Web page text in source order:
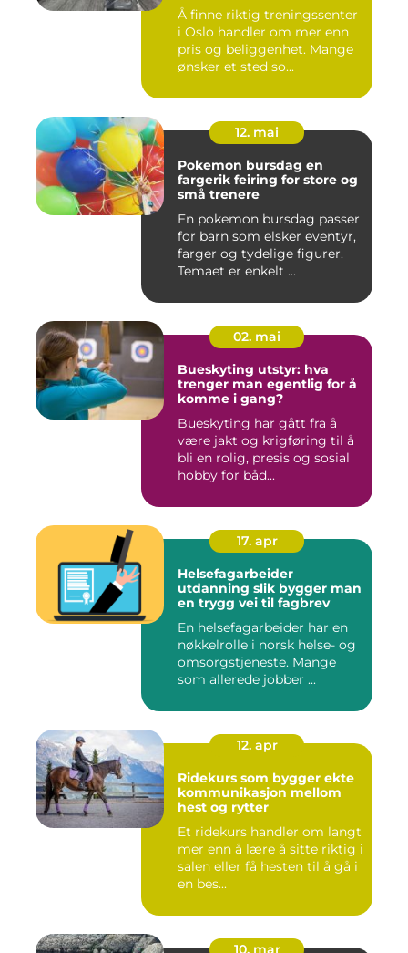
Å finne riktig treningssenter
i Oslo handler om mer enn
pris og beliggenhet. Mange
ønsker et sted so...
12. mai
Pokemon bursdag en
fargerik feiring for store og
små trenere
En pokemon bursdag passer
for barn som elsker eventyr,
farger og tydelige figurer.
Temaet er enkelt ...
02. mai
Bueskyting utstyr: hva
trenger man egentlig for å
komme i gang?
Bueskyting har gått fra å
være jakt og krigføring til å
bli en rolig, presis og sosial
hobby for båd...
17. apr
Helsefagarbeider
utdanning slik bygger man
en trygg vei til fagbrev
En helsefagarbeider har en
nøkkelrolle i norsk helse- og
omsorgstjeneste. Mange
som allerede jobber ...
12. apr
Ridekurs som bygger ekte
kommunikasjon mellom
hest og rytter
Et ridekurs handler om langt
mer enn å lære å sitte riktig i
salen eller få hesten til å gå i
en bes...
10. mar